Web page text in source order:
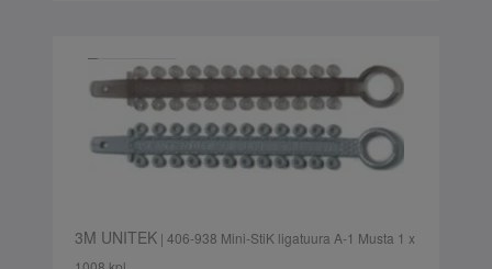
3M UNITEK| 406-938 Mini-StiK ligatuura A-1 Musta 1 x